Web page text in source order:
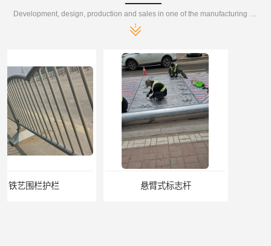
悬臂式标志杆 F型悬臂式交通标志杆